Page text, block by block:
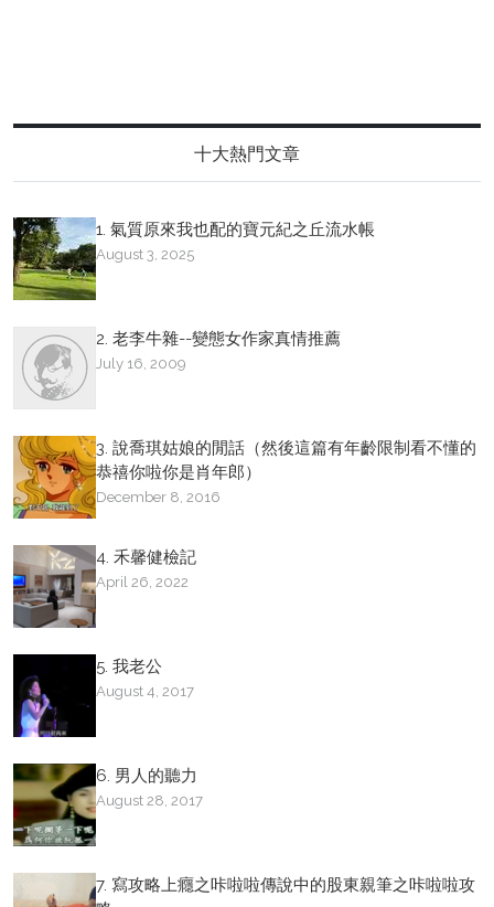
十大熱門文章
1. 氣質原來我也配的寶元紀之丘流水帳
August 3, 2025
2. 老李牛雜--變態女作家真情推薦
July 16, 2009
3. 說喬琪姑娘的閒話（然後這篇有年齡限制看不懂的
恭禧你啦你是肖年郎）
December 8, 2016
4. 禾馨健檢記
April 26, 2022
5. 我老公
August 4, 2017
6. 男人的聽力
August 28, 2017
7. 寫攻略上癮之咔啦啦傳說中的股東親筆之咔啦啦攻